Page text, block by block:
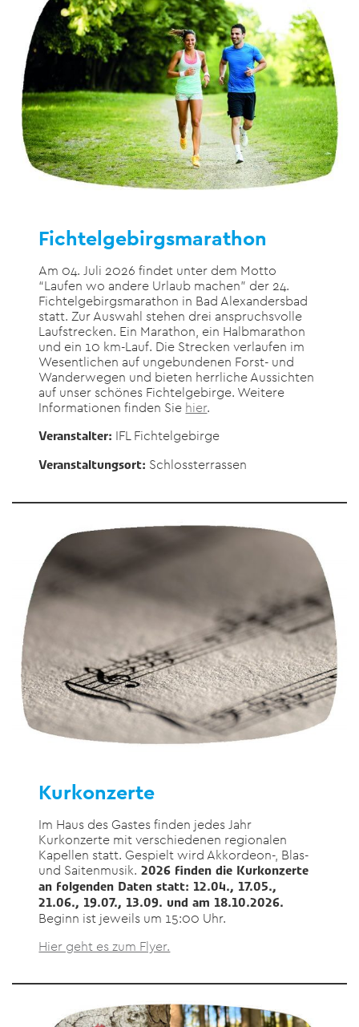
Fichtelgebirgsmarathon
Am 04. Juli 2026 findet unter dem Motto
“Laufen wo andere Urlaub machen” der 24.
Fichtelgebirgsmarathon in Bad Alexandersbad
statt. Zur Auswahl stehen drei anspruchsvolle
Laufstrecken. Ein Marathon, ein Halbmarathon
und ein 10 km-Lauf. Die Strecken verlaufen im
Wesentlichen auf ungebundenen Forst- und
Wanderwegen und bieten herrliche Aussichten
auf unser schönes Fichtelgebirge. Weitere
Informationen finden Sie hier.
Veranstalter: IFL Fichtelgebirge
Veranstaltungsort: Schlossterrassen
Kurkonzerte
Im Haus des Gastes finden jedes Jahr
Kurkonzerte mit verschiedenen regionalen
Kapellen statt. Gespielt wird Akkordeon-, Blas-
und Saitenmusik. 2026 finden die Kurkonzerte
an folgenden Daten statt: 12.04., 17.05.,
21.06., 19.07., 13.09. und am 18.10.2026.
Beginn ist jeweils um 15:00 Uhr.
Hier geht es zum Flyer.